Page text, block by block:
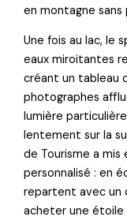
en montagne
Une fois au lac, le
eaux miroitantes
créant un tableau
photographes
lumière
lentement sur la
de Tourisme a
personnalisé : en
repartent avec un
acheter une étoile